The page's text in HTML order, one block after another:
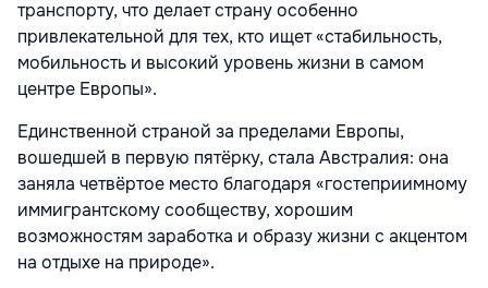
транспорту, что делает страну особенно
привлекательной для тех, кто ищет «стабильность,
мобильность и высокий уровень жизни в самом
центре Европы».
Единственной страной за пределами Европы,
вошедшей в первую пятёрку, стала Австралия: она
заняла четвёртое место благодаря «гостеприимному
иммигрантскому сообществу, хорошим
возможностям заработка и образу жизни с акцентом
на отдыхе на природе».